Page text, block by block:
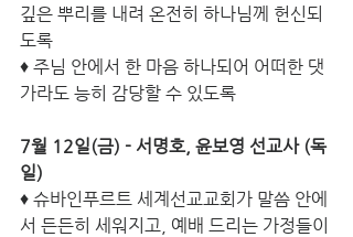
깊은 뿌리를 내려 온전히 하나님께 헌신되
도록
♦ 주님 안에서 한 마음 하나되어 어떠한 댓
가라도 능히 감당할 수 있도록
7월 12일(금) - 서명호, 윤보영 선교사 (독
일)
♦ 슈바인푸르트 세계선교교회가 말씀 안에
서 든든히 세워지고, 예배 드리는 가정들이